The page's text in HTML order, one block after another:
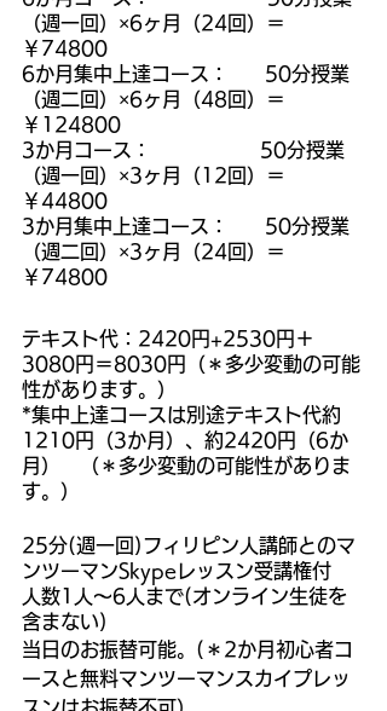
（週一回）×6ヶ月（24回）＝
￥74800
6か月集中上達コース：      50分授業
（週二回）×6ヶ月（48回）＝
￥124800
3か月コース：                  50分授業
（週一回）×3ヶ月（12回）＝
￥44800
3か月集中上達コース：      50分授業
（週二回）×3ヶ月（24回）＝
￥74800
テキスト代：2420円+2530円＋
3080円＝8030円（＊多少変動の可能
性があります。）
*集中上達コースは別途テキスト代約
1210円（3か月）、約2420円（6か
月）　（＊多少変動の可能性がありま
す。）
25分(週一回)フィリピン人講師とのマ
ンツーマンSkypeレッスン受講権付
人数1人～6人まで(オンライン生徒を
含まない)
当日のお振替可能。(＊2か月初心者コ
ースと無料マンツーマンスカイプレッ